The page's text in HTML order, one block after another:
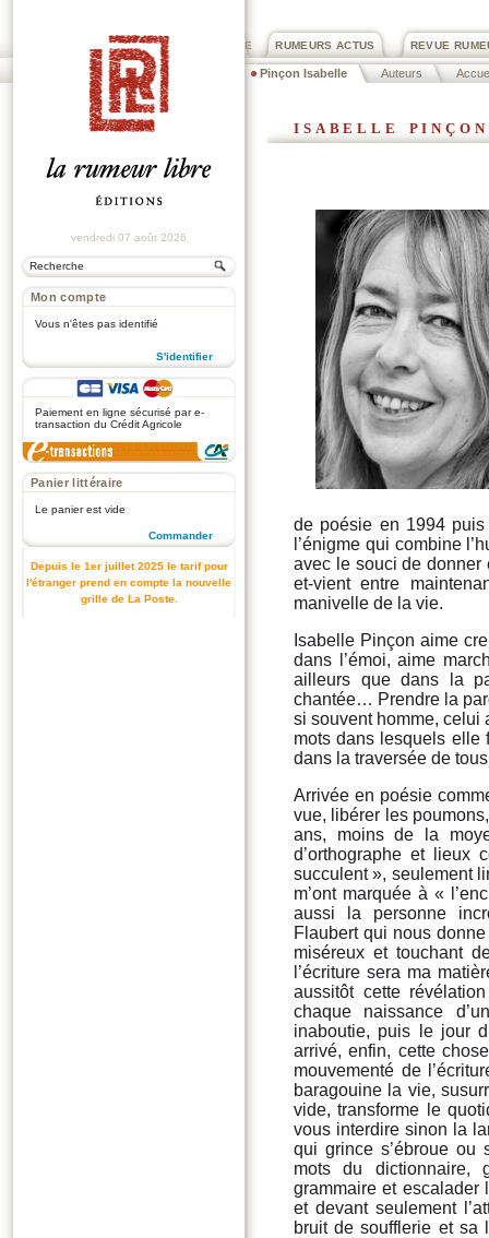
REVUE
RUMEURS ACTUS
PRIX ROGER DEXTRE
Pinçon Isabelle Auteurs
vendredi 07 août 2026
Mon compte
Vous n'êtes pas identifié
S'identifier
Paiement en ligne sécurisé par e-
transaction du Crédit Agricole
Panier littéraire
Le panier est vide
Commander
Depuis le 1er juillet 2025 le tarif pour
l'étranger prend en compte la nouvelle
grille de La Poste.
isabelle pinçon
de poésie en 1994
l’énigme qui combine
avec le souci de donner
et-vient entre
manivelle de la vie.
Isabelle Pinçon aime
dans l’émoi, aime
ailleurs que dans la
chantée… Prendre la
si souvent homme, celui
mots dans lesquels elle
dans la traversée de
Arrivée en poésie
vue, libérer les
ans, moins de la
d’orthographe et lieux
succulent », seulement
m’ont marquée à «
aussi la personne
Flaubert qui nous
miséreux et touchant
l’écriture sera ma
aussitôt cette
chaque naissance
inaboutie, puis le jour
arrivé, enfin, cette
mouvementé de
baragouine la vie,
vide, transforme le
vous interdire sinon la
qui grince s’ébroue ou
mots du dictionnaire,
grammaire et escalader
et devant seulement
bruit de soufflerie et sa